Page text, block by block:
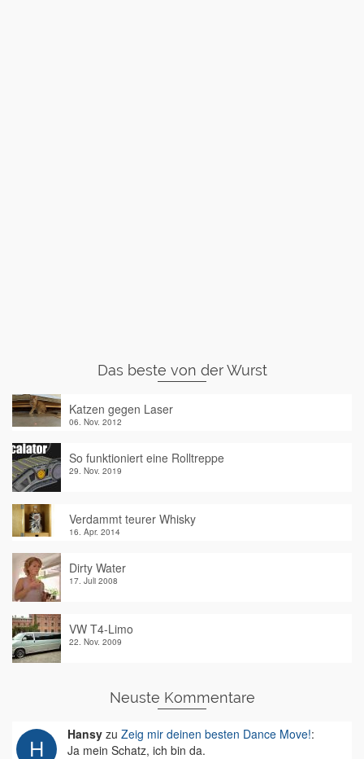
Das beste von der Wurst
Katzen gegen Laser
06. Nov. 2012
So funktioniert eine Rolltreppe
29. Nov. 2019
Verdammt teurer Whisky
16. Apr. 2014
Dirty Water
17. Juli 2008
VW T4-Limo
22. Nov. 2009
Neuste Kommentare
Hansy zu Zeig mir deinen besten Dance Move!:
Ja mein Schatz, ich bin da.